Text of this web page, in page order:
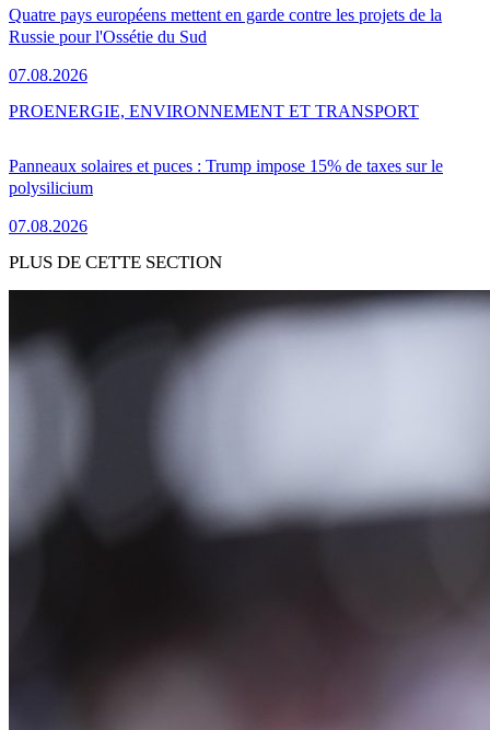
Quatre pays européens mettent en garde contre les projets de la
Russie pour l'Ossétie du Sud
07.08.2026
Panneaux solaires et puces : Trump impose 15% de taxes sur le
polysilicium
07.08.2026
PROENERGIE, ENVIRONNEMENT ET TRANSPORT
PLUS DE CETTE SECTION